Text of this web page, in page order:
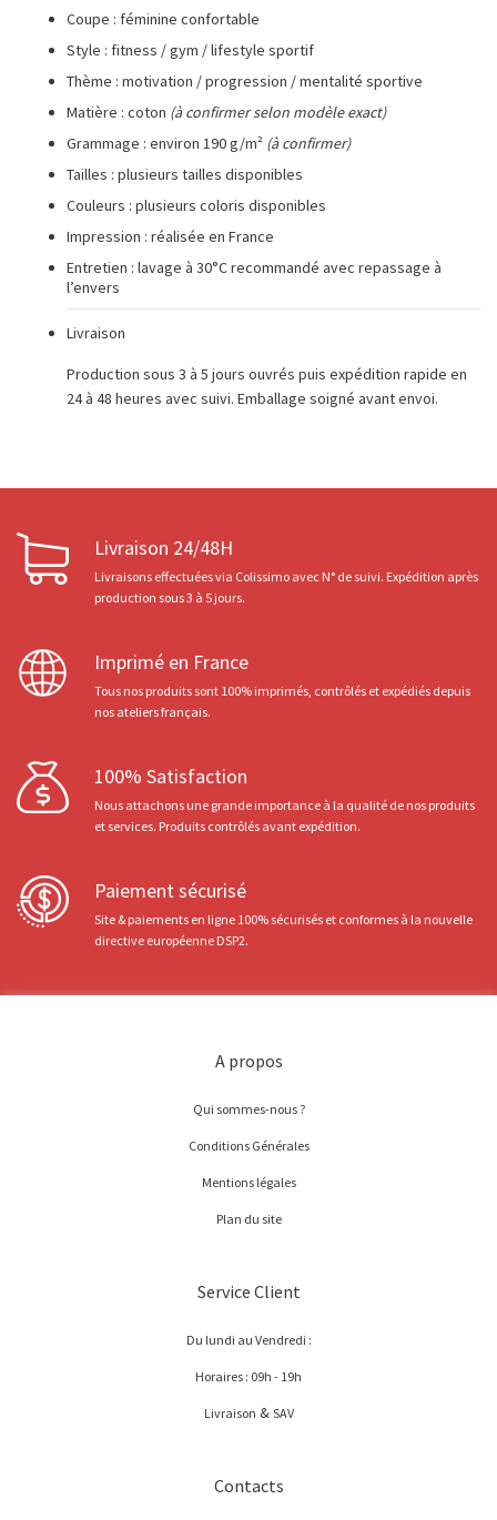
Coupe : féminine confortable
Style : fitness / gym / lifestyle sportif
Thème : motivation / progression / mentalité sportive
Matière : coton (à confirmer selon modèle exact)
Grammage : environ 190 g/m² (à confirmer)
Tailles : plusieurs tailles disponibles
Couleurs : plusieurs coloris disponibles
Impression : réalisée en France
Entretien : lavage à 30°C recommandé avec repassage à
l’envers
Livraison
Production sous 3 à 5 jours ouvrés puis expédition rapide en
24 à 48 heures avec suivi. Emballage soigné avant envoi.
Livraison 24/48H
Livraisons effectuées via Colissimo avec N° de suivi. Expédition après
production sous 3 à 5 jours.
Imprimé en France
Tous nos produits sont 100% imprimés, contrôlés et expédiés depuis
nos ateliers français.
100% Satisfaction
Nous attachons une grande importance à la qualité de nos produits
et services. Produits contrôlés avant expédition.
Paiement sécurisé
Site & paiements en ligne 100% sécurisés et conformes à la nouvelle
directive européenne DSP2.
A propos
Qui sommes-nous ?
Conditions Générales
Mentions légales
Plan du site
Service Client
Du lundi au Vendredi :
Horaires : 09h - 19h
Livraison & SAV
Contacts